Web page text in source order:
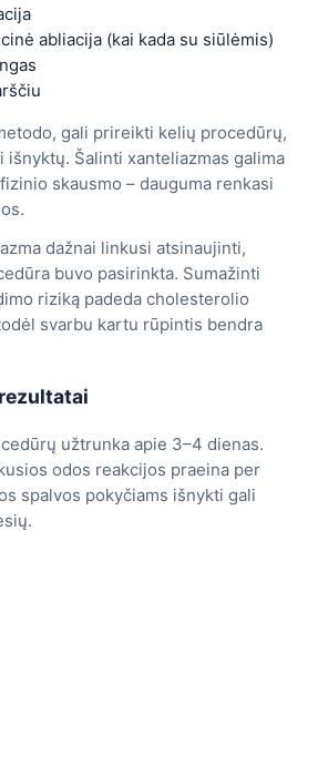
abliacija (kai kada su siūlėmis)
gali prireikti kelių procedūrų,
išnyktų. Šalinti xanteliazmas galima
skausmo – dauguma renkasi
dažnai linkusi atsinaujinti,
buvo pasirinkta. Sumažinti
riziką padeda cholesterolio
svarbu kartu rūpintis bendra
užtrunka apie 3–4 dienas.
odos reakcijos praeina per
spalvos pokyčiams išnykti gali